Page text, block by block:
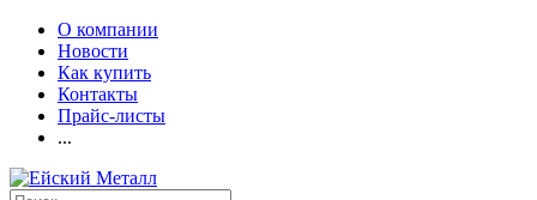
О компании
Новости
Как купить
Контакты
Прайс-листы
...